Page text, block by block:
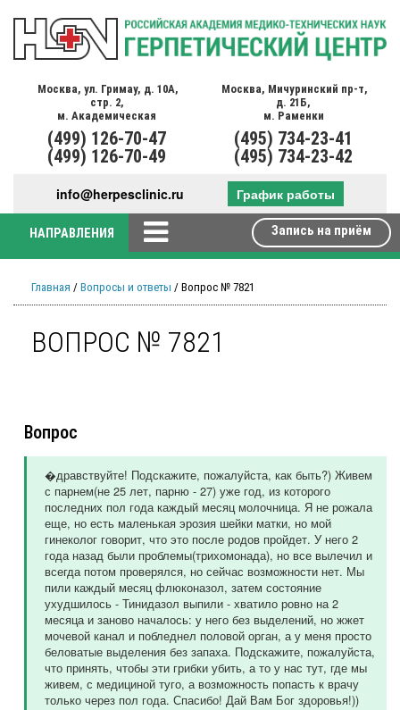
Москва, ул. Гримау, д. 10А,
стр. 2,
м. Академическая
(499) 126-70-47
(499) 126-70-49
Москва, Мичуринский пр-т,
д. 21Б,
м. Раменки
(495) 734-23-41
(495) 734-23-42
info@herpesclinic.ru График работы
НАПРАВЛЕНИЯ Запись на приём
Главная / Вопросы и ответы / Вопрос № 7821
ВОПРОС № 7821
Вопрос
�дравствуйте! Подскажите, пожалуйста, как быть?) Живем
с парнем(не 25 лет, парню - 27) уже год, из которого
последних пол года каждый месяц молочница. Я не рожала
еще, но есть маленькая эрозия шейки матки, но мой
гинеколог говорит, что это после родов пройдет. У него 2
года назад были проблемы(трихомонада), но все вылечил и
всегда потом проверялся, но сейчас возможности нет. Мы
пили каждый месяц флюконазол, затем состояние
ухудшилось - Тинидазол выпили - хватило ровно на 2
месяца и заново началось: у него без выделений, но жжет
мочевой канал и побледнел половой орган, а у меня просто
беловатые выделения без запаха. Подскажите, пожалуйста,
что принять, чтобы эти грибки убить, а то у нас тут, где мы
живем, с медициной туго, а возможность попасть к врачу
только через пол года. Спасибо! Дай Вам Бог здоровья!))